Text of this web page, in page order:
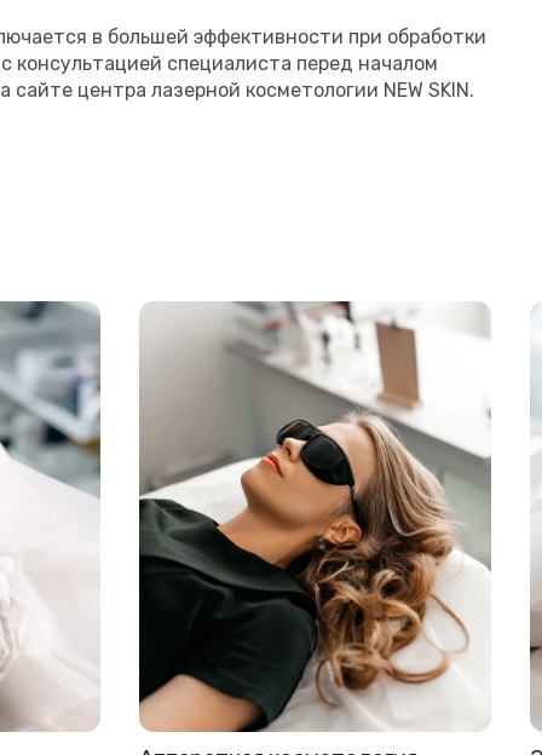
в большей эффективности при обработки
консультацией специалиста перед началом
центра лазерной косметологии NEW SKIN.